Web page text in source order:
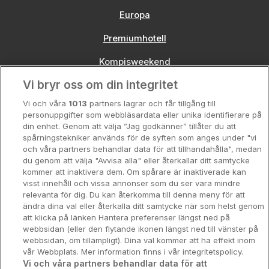
Europa
Premiumhotell
Kompisweekend
Storstadsweekend
Hotellrum under 995 kr
Spahotell
Sydsverige
Om Hotellpremien
Nya hotell
Stadsweekend
Vi bryr oss om din integritet
Vi och våra 1013 partners lagrar och får tillgång till
personuppgifter som webbläsardata eller unika identifierare på
din enhet. Genom att välja ”Jag godkänner” tillåter du att
spårningstekniker används för de syften som anges under "vi
och våra partners behandlar data för att tillhandahålla", medan
du genom att välja "Avvisa alla" eller återkallar ditt samtycke
kommer att inaktivera dem. Om spårare är inaktiverade kan
visst innehåll och vissa annonser som du ser vara mindre
relevanta för dig. Du kan återkomma till denna meny för att
ändra dina val eller återkalla ditt samtycke när som helst genom
att klicka på länken Hantera preferenser längst ned på
webbsidan (eller den flytande ikonen längst ned till vänster på
webbsidan, om tillämpligt). Dina val kommer att ha effekt inom
vår Webbplats. Mer information finns i vår integritetspolicy.
Vi och våra partners behandlar data för att